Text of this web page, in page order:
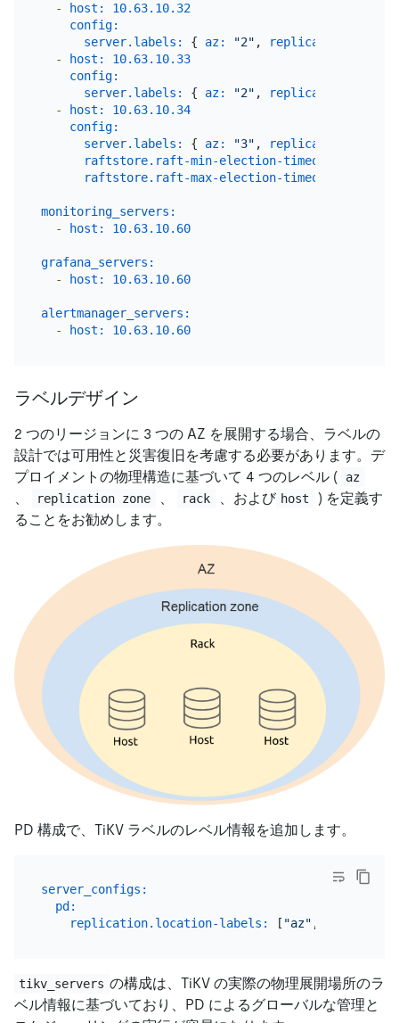
-
host: 10.63.10.32
config:
server.labels:
{ az: "2" , replication zone:
-
host: 10.63.10.33
config:
server.labels:
{ az: "2" , replication zone:
-
host: 10.63.10.34
config:
server.labels:
{ az: "3" , replication zone:
raftstore.raft-min-election-timeout-ticks:
raftstore.raft-max-election-timeout-ticks:
monitoring_servers:
-
host: 10.63.10.60
grafana_servers:
-
host: 10.63.10.60
alertmanager_servers:
-
host: 10.63.10.60
ラベルデザイン
2 つのリージョンに 3 つの AZ を展開する場合、ラベルの
設計では可用性と災害復旧を考慮する必要があります。デ
プロイメントの物理構造に基づいて 4 つのレベル (
az
、 replication zone 、 rack 、および host
) を定義す
ることをお勧めします。
PD 構成で、TiKV ラベルのレベル情報を追加します。
server_configs:
pd:
replication.location-labels:
[ "az" ,
tikv_servers の構成は、TiKV の実際の物理展開場所のラ
ベル情報に基づいており、PD によるグローバルな管理と